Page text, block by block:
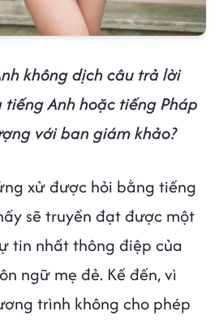
không dịch câu trả lời
Anh hoặc tiếng Pháp
với ban giám khảo?
xử được hỏi bằng tiếng
sẽ truyền đạt được một
tin nhất thông điệp của
ngữ mẹ đẻ. Kế đến, vì
trình không cho phép